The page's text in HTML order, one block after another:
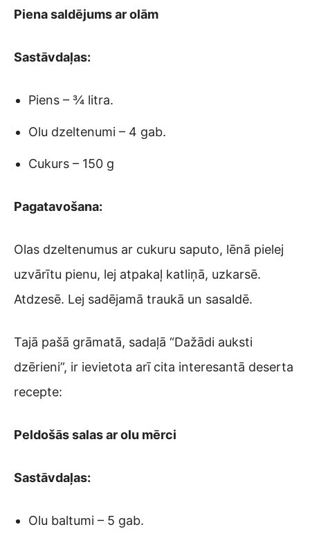
Piena saldējums ar olām
Sastāvdaļas:
Piens – ¾ litra.
Olu dzeltenumi – 4 gab.
Cukurs – 150 g
Pagatavošana:
Olas dzeltenumus ar cukuru saputo, lēnā pielej
uzvārītu pienu, lej atpakaļ katliņā, uzkarsē.
Atdzesē. Lej sadējamā traukā un sasaldē.
Tajā pašā grāmatā, sadaļā “Dažādi auksti
dzērieni”, ir ievietota arī cita interesantā deserta
recepte:
Peldošās salas ar olu mērci
Sastāvdaļas:
Olu baltumi – 5 gab.